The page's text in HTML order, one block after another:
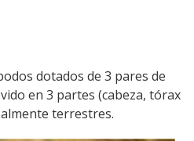
dotados de 3 pares de
en 3 partes (cabeza, tórax
terrestres.